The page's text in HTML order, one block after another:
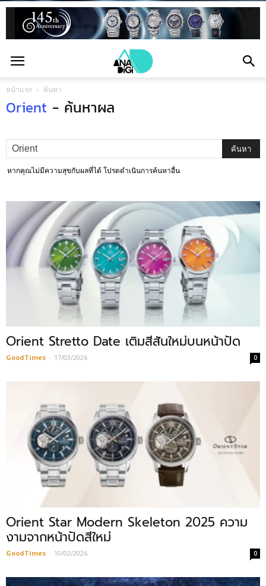
หน้าแรก ค้นหา
Orient - ค้นหาผล
หากคุณไม่มีความสุขกับผลที่ได้ โปรดดำเนินการค้นหาอื่น
Orient Stretto Date เติมสีสันใหม่บนหน้าปัด
GoodTimes - 17/03/2026 0
Orient Star Modern Skeleton 2025 ความ
งามจากหน้าปัดสีใหม่
GoodTimes - 10/02/2026 0